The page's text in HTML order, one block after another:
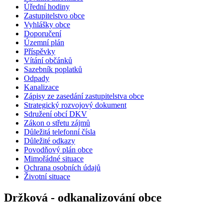
Úřední hodiny
Zastupitelstvo obce
Vyhlášky obce
Doporučení
Územní plán
Příspěvky
Vítání občánků
Sazebník poplatků
Odpady
Kanalizace
Zápisy ze zasedání zastupitelstva obce
Strategický rozvojový dokument
Sdružení obcí DKV
Zákon o střetu zájmů
Důležitá telefonní čísla
Důležité odkazy
Povodňový plán obce
Mimořádné situace
Ochrana osobních údajů
Životní situace
Držková - odkanalizování obce